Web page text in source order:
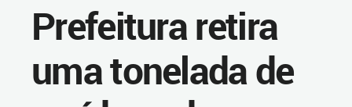
Prefeitura retira
uma tonelada de